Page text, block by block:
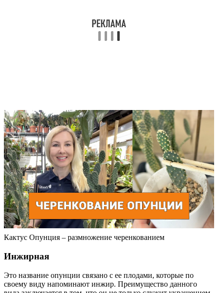
Кактус Опунция – размножение черенкованием
Инжирная
Это название опунции связано с ее плодами, которые по
своему виду напоминают инжир. Преимущество данного